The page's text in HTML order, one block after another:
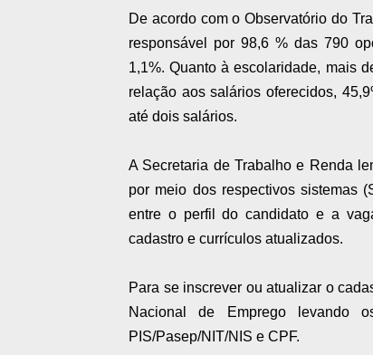
De acordo com o Observatório do
responsável por 98,6 % das 790
1,1%. Quanto à escolaridade, mais
relação aos salários oferecidos,
até dois salários.
A Secretaria de Trabalho e Renda
por meio dos respectivos sistemas
entre o perfil do candidato e a
cadastro e currículos atualizados.
Para se inscrever ou atualizar o
Nacional de Emprego levando
PIS/Pasep/NIT/NIS e CPF.